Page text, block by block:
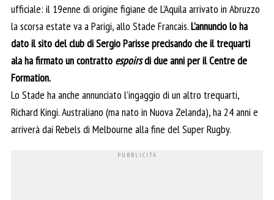
ufficiale: il 19enne di origine figiane de L’Aquila arrivato in Abruzzo
la scorsa estate va a Parigi, allo Stade Francais.L’annuncio lo ha
dato il sito del club di Sergio Parisse precisando che il trequarti
ala ha firmato un contratto espoirsdi due anni per il Centre de
Formation.
Lo Stade ha anche annunciato l’ingaggio di un altro trequarti,
Richard Kingi. Australiano (ma nato in Nuova Zelanda), ha 24 anni e
arriverà dai Rebels di Melbourne alla fine del Super Rugby.